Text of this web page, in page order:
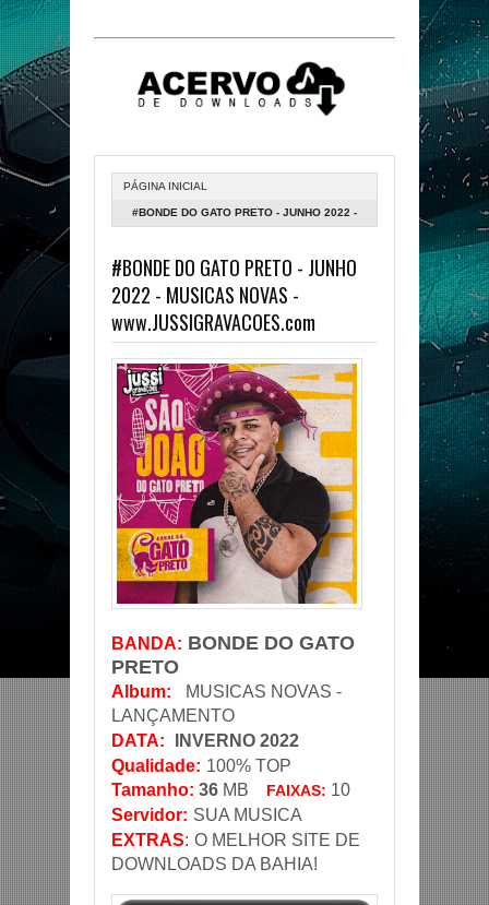
PÁGINA INICIAL
#BONDE DO GATO PRETO - JUNHO 2022 -
WWW.JUSSIGRAVACOES.COM
#BONDE DO GATO PRETO - JUNHO
2022 - MUSICAS NOVAS -
www.JUSSIGRAVACOES.com
BANDA: BONDE DO GATO
PRETO
Album:
MUSICAS NOVAS -
LANÇAMENTO
DATA:
INVERNO 2022
Qualidade: 100% TOP
Tamanho: 36 MB FAIXAS: 10
Servidor: SUA MUSICA
EXTRAS: O MELHOR SITE DE
DOWNLOADS DA BAHIA!